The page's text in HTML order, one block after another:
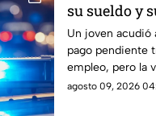
su sueldo y
GOLPEÓ
Veracruz;
pagarle!
Un joven acudió
pago pendiente
empleo, pero la
en una agresión
agosto 09, 2026